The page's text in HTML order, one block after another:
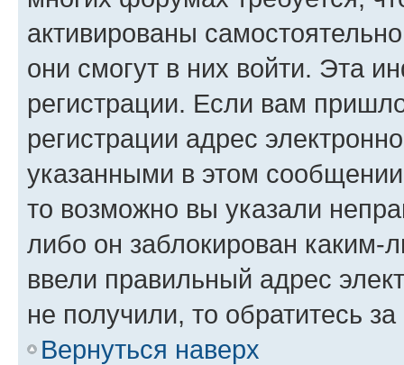
активированы
они смогут в них войти. Эта
регистрации. Если вам
регистрации адрес
указанными в этом
то возможно вы указали
либо он заблокирован
ввели правильный адрес
не получили, то обратитесь
Вернуться наверх